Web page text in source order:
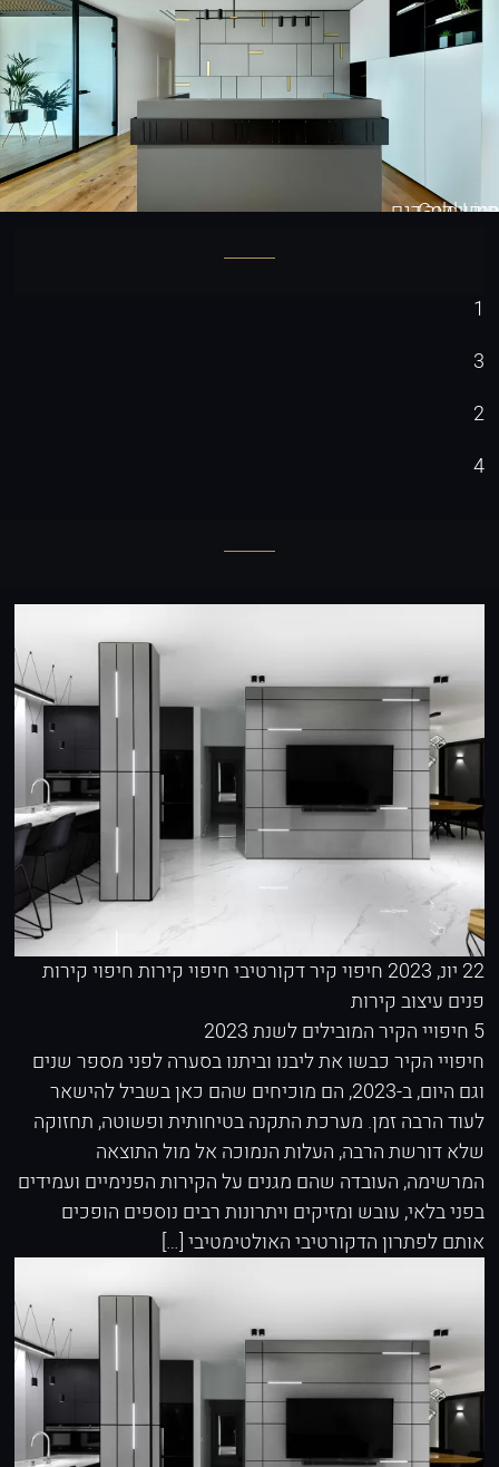
חיפוי קיר דגם
Gold Line
1
3
2
4
22 יונ, 2023 חיפוי קיר דקורטיביחיפוי קירותחיפוי קירות
פנים עיצוב קירות
5 חיפויי הקיר המובילים לשנת 2023
חיפויי הקיר כבשו את ליבנו וביתנו בסערה לפני מספר שנים
וגם היום, ב-2023, הם מוכיחים שהם כאן בשביל להישאר
לעוד הרבה זמן. מערכת התקנה בטיחותית ופשוטה, תחזוקה
שלא דורשת הרבה, העלות הנמוכה אל מול התוצאה
המרשימה, העובדה שהם מגנים על הקירות הפנימיים ועמידים
בפני בלאי, עובש ומזיקים ויתרונות רבים נוספים הופכים
אותם לפתרון הדקורטיבי האולטימטיבי […]